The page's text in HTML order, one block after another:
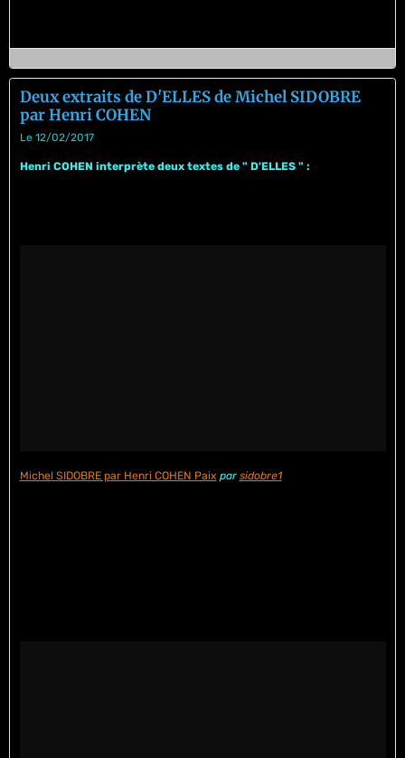
Deux extraits de D'ELLES de Michel SIDOBRE
par Henri COHEN
Le 12/02/2017
Henri COHEN interprète deux textes de " D'ELLES " :
Michel SIDOBRE par Henri COHEN Paix par sidobre1